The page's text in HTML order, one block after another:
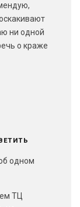
ни одной
о краже
одном
ТЦ